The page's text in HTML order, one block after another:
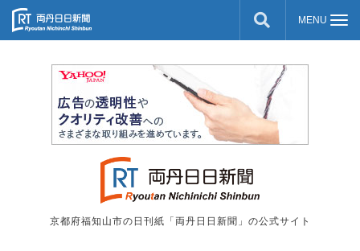
京都府福知山市の日刊紙「両丹日日新聞」の公式サイト